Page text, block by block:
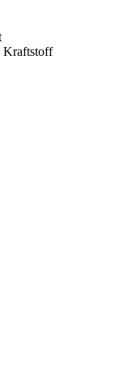
Kraftstoff